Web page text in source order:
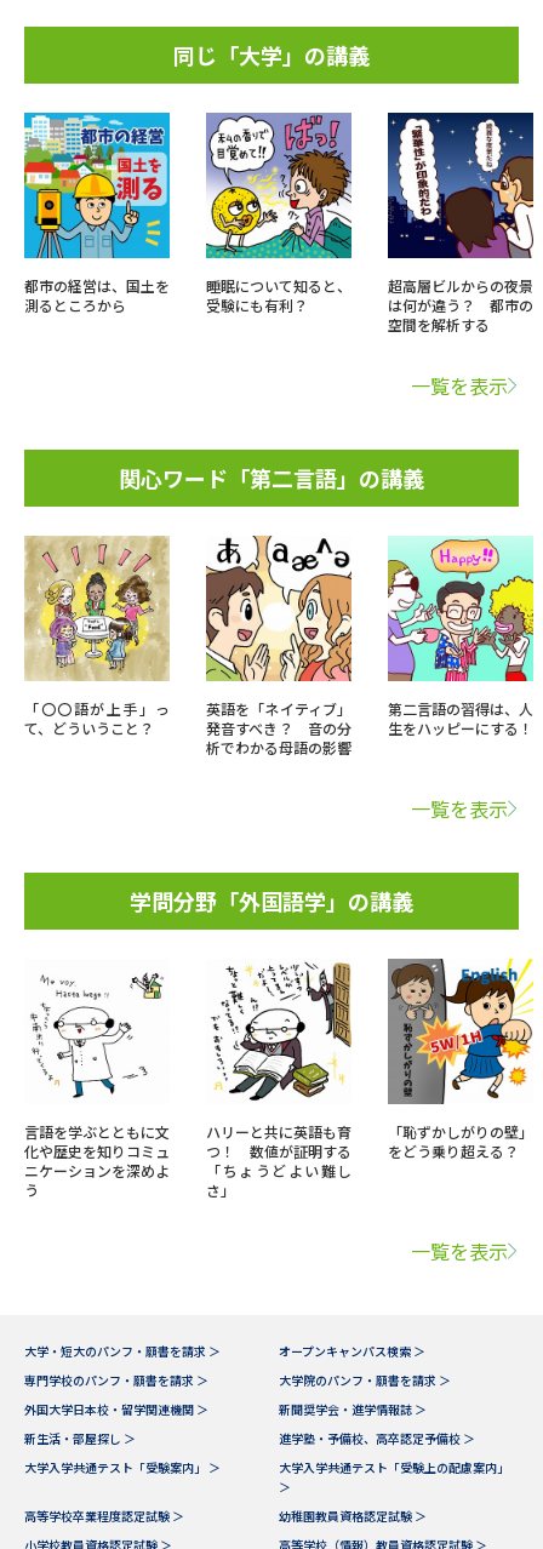
同じ「大学」の講義
都市の経営は、国土を
測るところから
睡眠について知ると、
受験にも有利？
超高層ビルからの夜景
は何が違う？ 都市の
空間を解析する
一覧を表示
関心ワード「第二言語」の講義
「〇〇語が上手」っ
て、どういうこと？
英語を「ネイティブ」
発音すべき？ 音の分
析でわかる母語の影響
第二言語の習得は、人
生をハッピーにする！
一覧を表示
学問分野「外国語学」の講義
言語を学ぶとともに文
化や歴史を知りコミュ
ニケーションを深めよ
う
ハリーと共に英語も育
つ！ 数値が証明する
「ちょうどよい難し
さ」
「恥ずかしがりの壁」
をどう乗り超える？
一覧を表示
大学・短大のパンフ・願書を請求 ＞
オープンキャンパス検索 ＞
専門学校のパンフ・願書を請求 ＞
大学院のパンフ・願書を請求 ＞
外国大学日本校・留学関連機関 ＞
新聞奨学会・進学情報誌 ＞
新生活・部屋探し ＞
進学塾・予備校、高卒認定予備校 ＞
大学入学共通テスト「受験案内」 ＞
大学入学共通テスト「受験上の配慮案内」
＞
高等学校卒業程度認定試験 ＞
幼稚園教員資格認定試験 ＞
小学校教員資格認定試験 ＞
高等学校（情報）教員資格認定試験 ＞